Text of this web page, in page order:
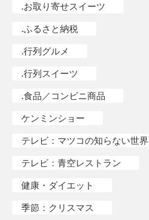
.お取り寄せスイーツ
.ふるさと納税
.行列グルメ
.行列スイーツ
.食品／コンビニ商品
ケンミンショー
テレビ：マツコの知らない世界
テレビ：青空レストラン
健康・ダイエット
季節：クリスマス